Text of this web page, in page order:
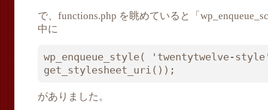
で、functions.php を眺めていると「
中に
wp_enqueue_style( 'twentytwelve-
get_stylesheet_uri());
がありました。